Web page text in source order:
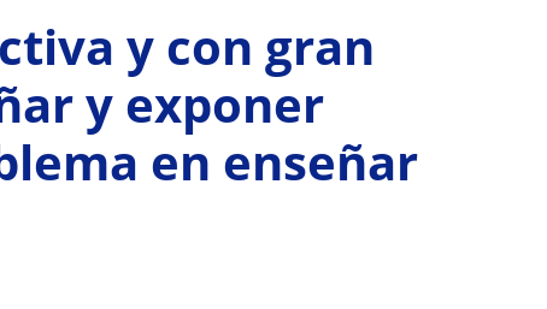
y con gran
y exponer
en enseñar